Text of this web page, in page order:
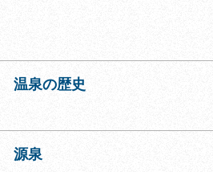
温泉の歴史
源泉